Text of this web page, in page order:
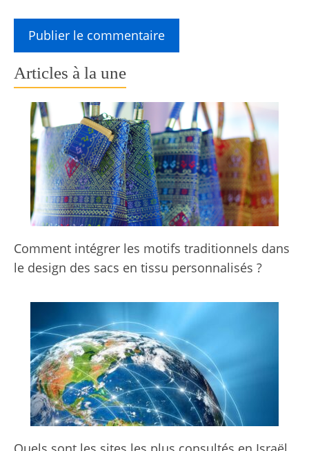
Articles à la une
Comment intégrer les motifs traditionnels dans
le design des sacs en tissu personnalisés ?